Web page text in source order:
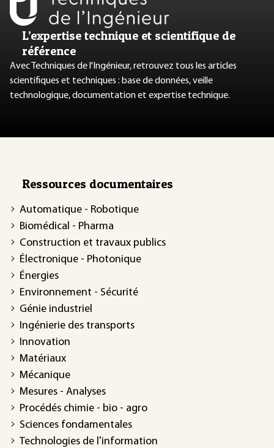
L’expertise technique et scientifique de
référence
Avec Techniques de l'Ingénieur, retrouvez tous les articles
scientifiques et techniques : base de données, veille
technologique, documentation et expertise technique.
Ressources documentaires
Automatique - Robotique
Biomédical - Pharma
Construction et travaux publics
Électronique - Photonique
Énergies
Environnement - Sécurité
Génie industriel
Ingénierie des transports
Innovation
Matériaux
Mécanique
Mesures - Analyses
Procédés chimie - bio - agro
Sciences fondamentales
Technologies de l'information